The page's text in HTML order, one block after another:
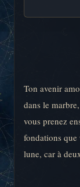
Ton avenir
dans le
vous prenez
fondations que
lune, car à